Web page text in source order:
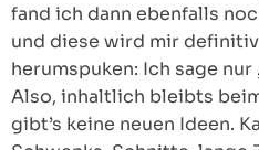
fand ich dann ebenfalls
und diese wird mir
herumspuken: Ich sage nur
Also, inhaltlich bleibts
gibt’s keine neuen Ideen.